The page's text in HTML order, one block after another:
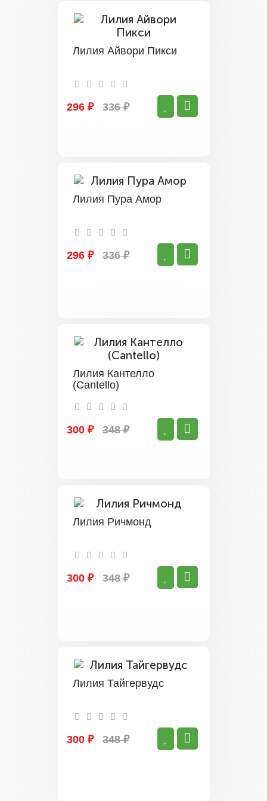
Лилия Айвори Пикси
296 ₽ 336 ₽
Лилия Пура Амор
296 ₽ 336 ₽
Лилия Кантелло
(Cantello)
300 ₽ 348 ₽
Лилия Ричмонд
300 ₽ 348 ₽
Лилия Тайгервудс
300 ₽ 348 ₽